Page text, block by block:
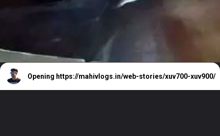
Opening https://mahivlogs.in/web-stories/xuv700-xuv900/